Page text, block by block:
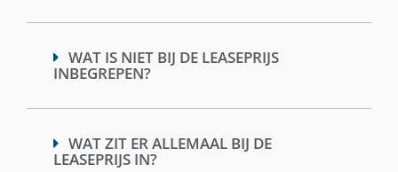
WAT IS NIET BIJ DE LEASEPRIJS
INBEGREPEN?
WAT ZIT ER ALLEMAAL BIJ DE
LEASEPRIJS IN?